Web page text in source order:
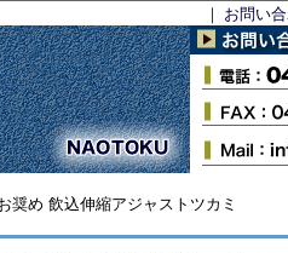
｜ お問い
奨め 飲込伸縮アジャストツカミ